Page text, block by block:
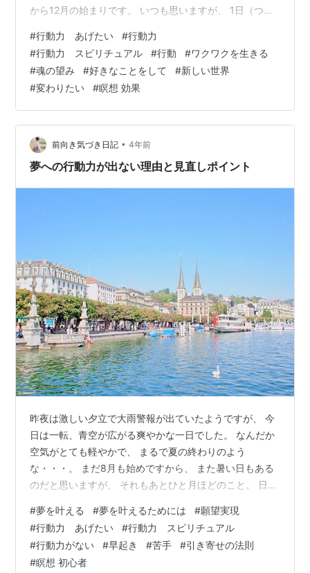
から12月の始まりです。 いつも思いますが、 1日（つい
までの晩秋から、 気温も下がり、空気も変わり、 冬が来
たことを感じます。 初冬ってどうしてこんなに美しいの
でしょうね！ 澄んだ空も、 薄陽が差しグラデーションで
変化する雲も すっかり冬のもので、 秋とはまた違う透明
感が本当に美しいです。 今朝瞑想していた時も…
#行動力 あげたい #行動力
#行動力 スピリチュアル #行動 #ワクワクを生きる
#魂の望み #好きなことをして #新しい世界
#変わりたい #瞑想 効果
前向き気づき日記 • 4年前
夢への行動力が出ない理由と見直しポイント
昨夜は激しい夕立で大雨警報が出ていたようですが、 今
日は一転、青空が広がる爽やかな一日でした。 なんだか
空気がとても軽やかで、 まるで夏の終わりのよう
な・・・。 まだ8月も始めですから、 また暑い日もある
のだと思いますが、 それもあとひと月ほどのこと。 日々
ます♪ さて、昨日は夜更かし＆朝寝坊で後悔するお話の流
れから 夢を実現する人の毎日の過ごし方のお話になりま
した。 そのお話はこちら。↓ 「3ヶ月で夢を叶える方法
- 前向き気づき日記」 いつも思うことですが、 明日早起
#夢を叶える #夢を叶えるためには #願望実現
#行動力 あげたい #行動力 スピリチュアル
#行動力がない #早起き #苦手 #引き寄せの法則
#瞑想 初心者